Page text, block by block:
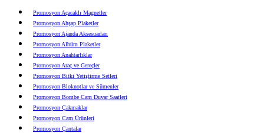
Promosyon Açacaklı Magnetler
Promosyon Ahşap Plaketler
Promosyon Ajanda Aksesuarları
Promosyon Albüm Plaketler
Promosyon Anahtarlıklar
Promosyon Araç ve Gereçler
Promosyon Bitki Yetiştirme Setleri
Promosyon Bloknotlar ve Sümenler
Promosyon Bombe Cam Duvar Saatleri
Promosyon Çakmaklar
Promosyon Cam Ürünleri
Promosyon Çantalar